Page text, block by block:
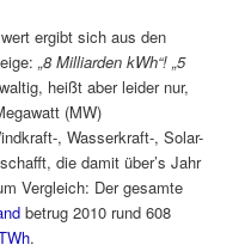
ergibt sich aus den
„8 Milliarden kWh“! „5
heißt aber leider nur,
(MW)
, Wasserkraft-, Solar-
die damit über’s Jahr
Vergleich: Der gesamte
betrug 2010 rund 608
.